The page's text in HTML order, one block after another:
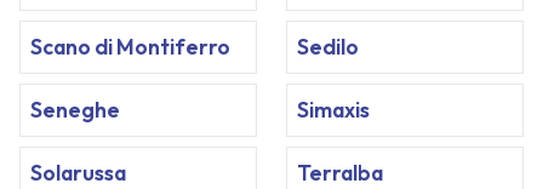
Scano di Montiferro Sedilo
Seneghe Simaxis
Solarussa Terralba